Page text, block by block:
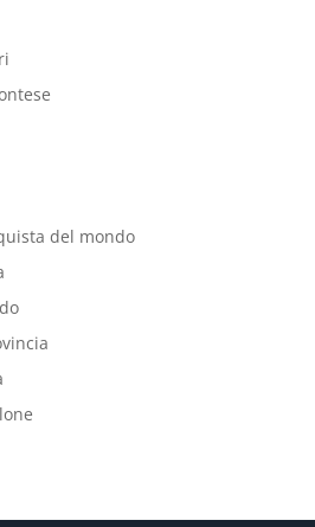
del mondo